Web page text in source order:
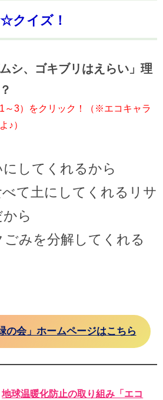
クイズ！
シ、ゴキブリはえらい」理
～3）をクリック！（※エコキャラ
♪）
してくれるから
て土にしてくれるリサ
ら
みを分解してくれる
の会」ホームページはこちら
地球温暖化防止の取り組み「エコ